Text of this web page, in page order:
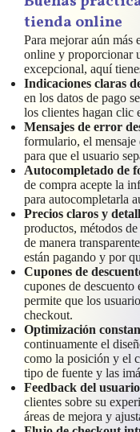
tienda online
Para mejorar aún más
online y proporcionar
excepcional, aquí
Indicaciones claras
en los datos de pago
los clientes hagan clic
Mensajes de error
formulario, el mensaje
para que el usuario
Autocompletado de
de compra acepte la
para autocompletarla
Precios claros y
productos, métodos
de manera
están pagando y por
Cupones de
cupones de
permite que los
checkout.
Optimización
continuamente el
como la posición y el
tipo de fuente y las
Feedback del usuario
clientes sobre su
áreas de mejora y